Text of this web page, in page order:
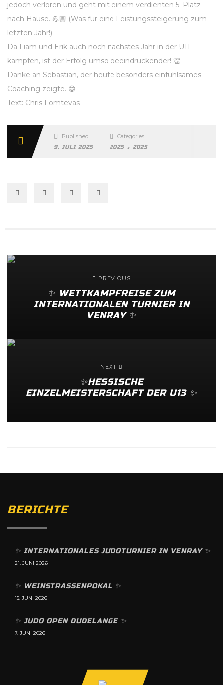
jedoch verloren und geht mit einem verdienten 5. Platz
nach Hause. 💪🏼 (Was für eine Leistungssteigerung zum
letzten Jahr!)
Da Liam und Erik auch noch nächstes Jahr in der U11
kämpfen, ist der Erfolg umso beeindruckender! 👏
Danke an Sebastian, der heute besonders einfühlsames
Coaching zeigte. 😁
Text: Chris Lomtevas
Published
9. JULI 2025
Categories
2025 . 2025
PREVIOUS
✨️ WETTKAMPFREISE ZUM
INTERNATIONALEN TURNIER IN
VENRAY ✨️
NEXT
✨️HESSISCHE
EINZELMEISTERSCHAFT DER U13 ✨️
BERICHTE
✨️ INTERNATIONALES JUDOTURNIER IN VENRAY ✨️
21. JUNI 2026
✨️ WEINSTRASSENPOKAL ✨️
15. JUNI 2026
✨️ JUDO OPEN DUDELANGE ✨️
7. JUNI 2026